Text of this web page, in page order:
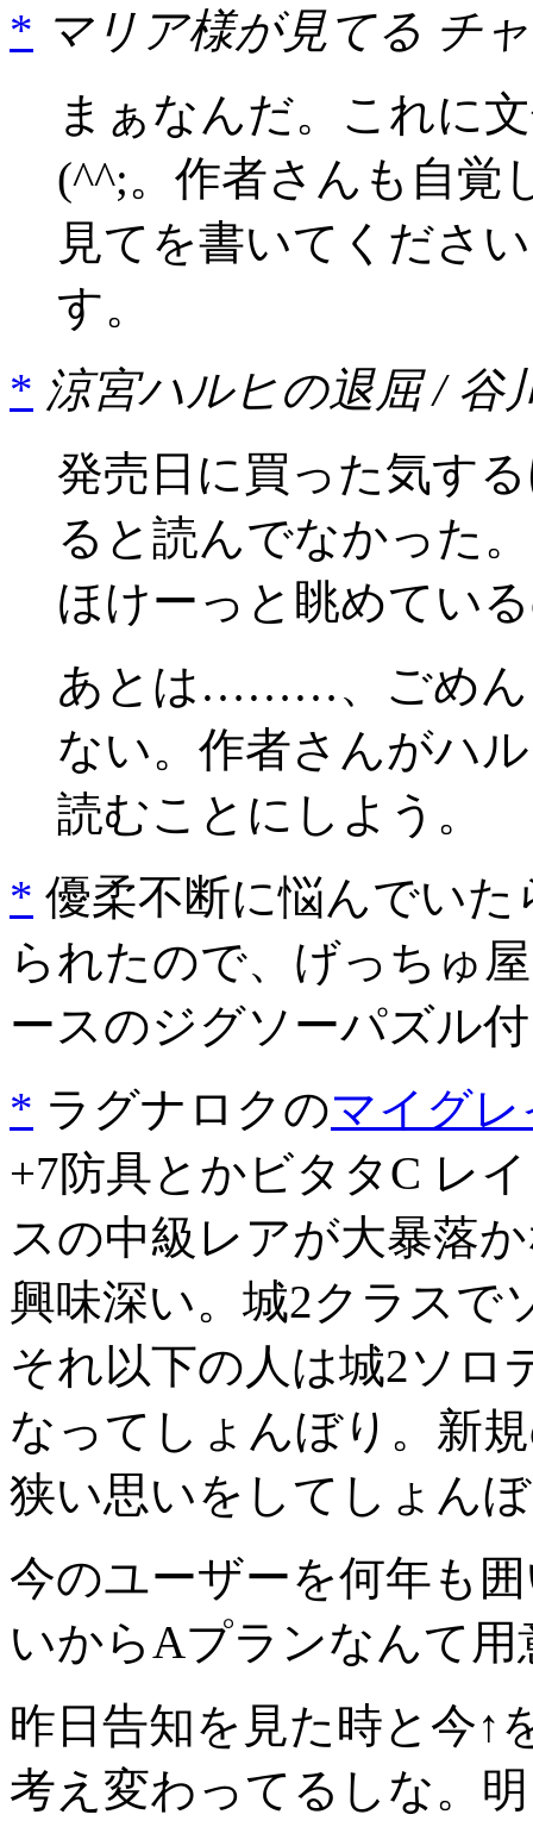
* マリア様が見てる チ
まぁなんだ。これに
(^^;。作者さんも自覚
見てを書いてくださ
す。
* 涼宮ハルヒの退屈 / 谷
発売日に買った気す
ると読んでなかった
ほけーっと眺めてい
あとは………、ごめん
ない。作者さんがハ
読むことにしよう。
* 優柔不断に悩んでいた
られたので、げっちゅ
ースのジグソーパズル
* ラグナロクのマイグ
+7防具とかビタタC レ
スの中級レアが大暴落
興味深い。城2クラスで
それ以下の人は城2ソロ
なってしょんぼり。新
狭い思いをしてしょん
今のユーザーを何年も
いからAプランなんて
昨日告知を見た時と今↑
考え変わってるしな。